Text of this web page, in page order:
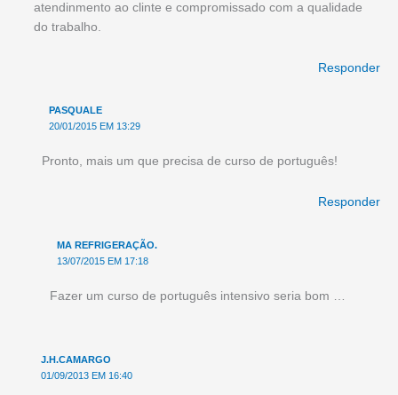
atendinmento ao clinte e compromissado com a qualidade
do trabalho.
Responder
PASQUALE
20/01/2015 EM 13:29
Pronto, mais um que precisa de curso de português!
Responder
MA REFRIGERAÇÃO.
13/07/2015 EM 17:18
Fazer um curso de português intensivo seria bom …
J.H.CAMARGO
01/09/2013 EM 16:40